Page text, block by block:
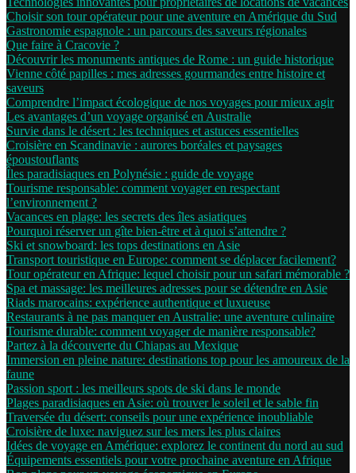
Choisir son tour opérateur pour une aventure en Amérique du Sud
Gastronomie espagnole : un parcours des saveurs régionales
Que faire à Cracovie ?
Découvrir les monuments antiques de Rome : un guide historique
Vienne côté papilles : mes adresses gourmandes entre histoire et
saveurs
Comprendre l’impact écologique de nos voyages pour mieux agir
Les avantages d’un voyage organisé en Australie
Survie dans le désert : les techniques et astuces essentielles
Croisière en Scandinavie : aurores boréales et paysages
époustouflants
Îles paradisiaques en Polynésie : guide de voyage
Tourisme responsable: comment voyager en respectant
l’environnement ?
Vacances en plage: les secrets des îles asiatiques
Pourquoi réserver un gîte bien-être et à quoi s’attendre ?
Ski et snowboard: les tops destinations en Asie
Transport touristique en Europe: comment se déplacer facilement?
Tour opérateur en Afrique: lequel choisir pour un safari mémorable ?
Spa et massage: les meilleures adresses pour se détendre en Asie
Riads marocains: expérience authentique et luxueuse
Restaurants à ne pas manquer en Australie: une aventure culinaire
Tourisme durable: comment voyager de manière responsable?
Partez à la découverte du Chiapas au Mexique
Immersion en pleine nature: destinations top pour les amoureux de la
faune
Passion sport : les meilleurs spots de ski dans le monde
Plages paradisiaques en Asie: où trouver le soleil et le sable fin
Traversée du désert: conseils pour une expérience inoubliable
Croisière de luxe: naviguez sur les mers les plus claires
Idées de voyage en Amérique: explorez le continent du nord au sud
Équipements essentiels pour votre prochaine aventure en Afrique